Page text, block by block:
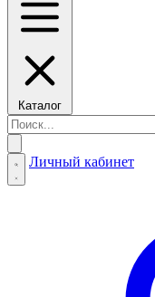
Каталог
Личный кабинет